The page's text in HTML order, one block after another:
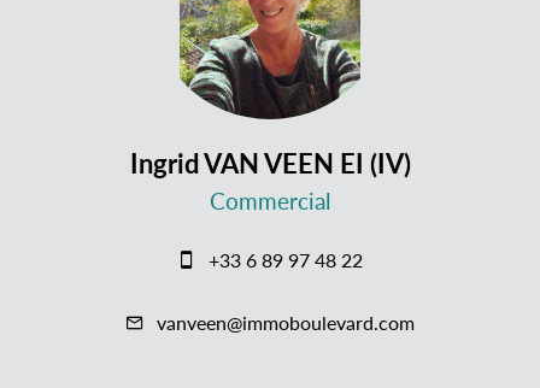
Ingrid VAN VEEN EI (IV)
Commercial
+33 6 89 97 48 22
vanveen@immoboulevard.com